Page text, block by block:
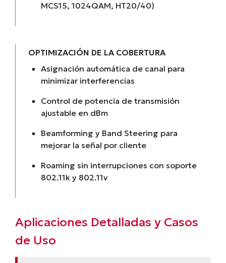
MCS15, 1024QAM, HT20/40)
OPTIMIZACIÓN DE LA COBERTURA
Asignación automática de canal para
minimizar interferencias
Control de potencia de transmisión
ajustable en dBm
Beamforming y Band Steering para
mejorar la señal por cliente
Roaming sin interrupciones con soporte
802.11k y 802.11v
Aplicaciones Detalladas y Casos
de Uso